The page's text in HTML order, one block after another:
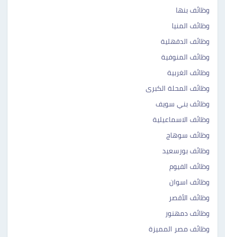
وظائف بنها
وظائف المنيا
وظائف الدقهلية
وظائف المنوفية
وظائف الغربية
وظائف المحلة الكبرى
وظائف بني سويف
وظائف الاسماعيلية
وظائف سوهاج
وظائف بورسعيد
وظائف الفيوم
وظائف اسوان
وظائف الأقصر
وظائف دمهنور
وظائف مصر المميزة